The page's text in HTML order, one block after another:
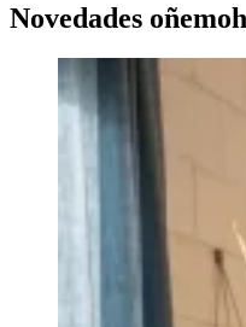
Novedades